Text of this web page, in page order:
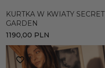
KURTKA W KWIATY SECRET
GARDEN
1190,00 PLN